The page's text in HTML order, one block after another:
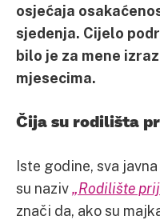
osjećaja
sjedenja. Cijelo
bilo je za mene
mjesecima.
Čija su rodilišta
Iste godine, sva
su naziv„Rodilište
znači da, ako su